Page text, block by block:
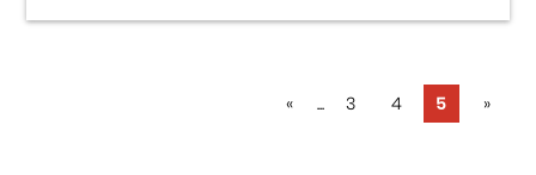
« ... 3 4 5 »